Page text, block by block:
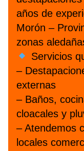
años de
Morón –
zonas
Servicios
–
externas
– Baños,
cloacales y
– Atendemos
locales